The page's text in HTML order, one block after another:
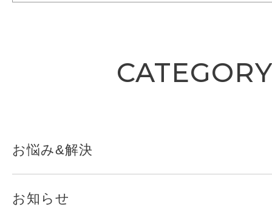
CATEGORY
お悩み&解決
お知らせ